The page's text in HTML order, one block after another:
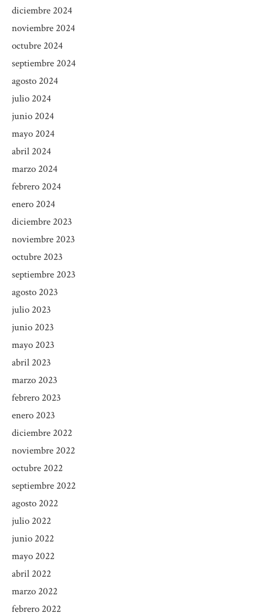
diciembre 2024
noviembre 2024
octubre 2024
septiembre 2024
agosto 2024
julio 2024
junio 2024
mayo 2024
abril 2024
marzo 2024
febrero 2024
enero 2024
diciembre 2023
noviembre 2023
octubre 2023
septiembre 2023
agosto 2023
julio 2023
junio 2023
mayo 2023
abril 2023
marzo 2023
febrero 2023
enero 2023
diciembre 2022
noviembre 2022
octubre 2022
septiembre 2022
agosto 2022
julio 2022
junio 2022
mayo 2022
abril 2022
marzo 2022
febrero 2022